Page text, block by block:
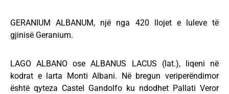
GERANIUM ALBANUM, një nga 420 llojet e luleve të
gjinisë Geranium.
LAGO ALBANO ose ALBANUS LACUS (lat.), liqeni në
kodrat e larta Monti Albani. Në bregun veriperëndimor
është qyteza Castel Gandolfo ku ndodhet Pallati Veror